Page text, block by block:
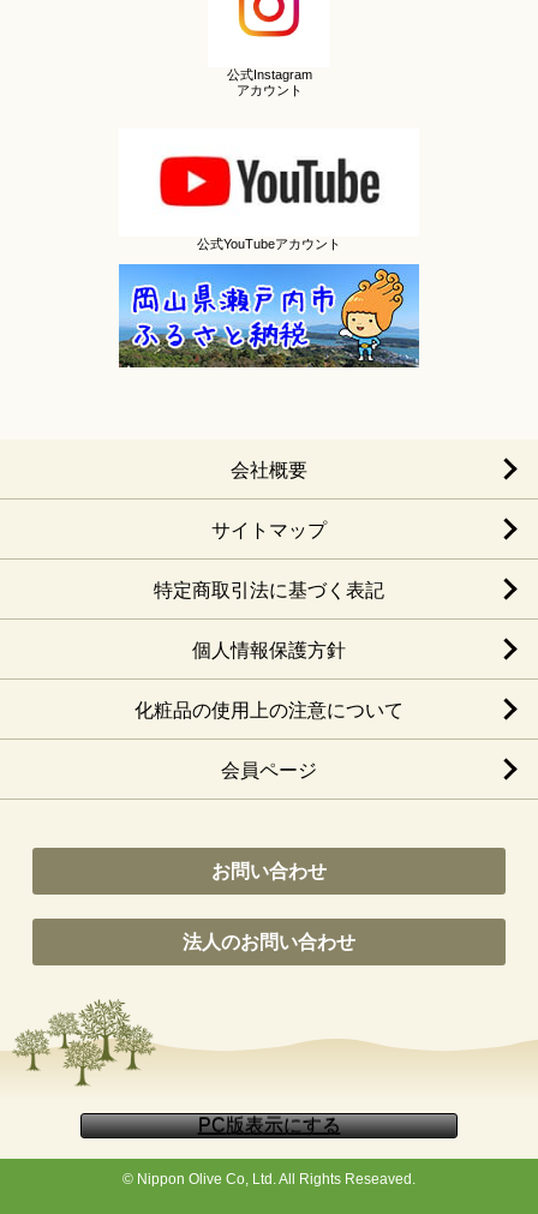
公式Instagram
アカウント
公式YouTubeアカウント
会社概要
サイトマップ
特定商取引法に基づく表記
個人情報保護方針
化粧品の使用上の注意について
会員ページ
お問い合わせ
法人のお問い合わせ
© Nippon Olive Co, Ltd. All Rights Reseaved.